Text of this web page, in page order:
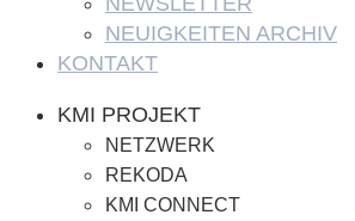
NEUIGKEITEN ARCHIV
KONTAKT
KMI PROJEKT
NETZWERK
REKODA
KMI CONNECT